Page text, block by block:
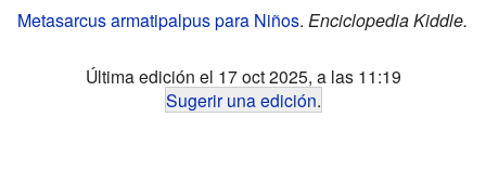
Metasarcus armatipalpus para Niños. Enciclopedia Kiddle.
Última edición el 17 oct 2025, a las 11:19
Sugerir una edición.